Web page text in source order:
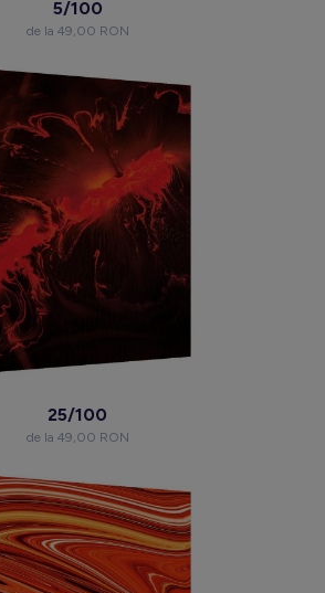
5/100
de la 49,00 RON
25/100
de la 49,00 RON